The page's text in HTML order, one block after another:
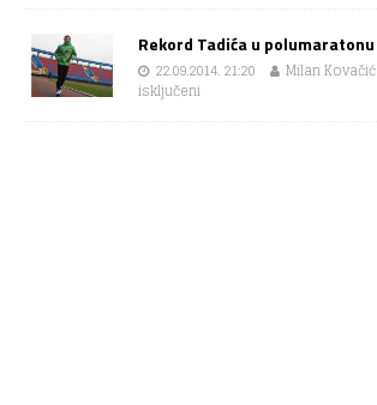
Rekord Tadića u polumaratonu
22.09.2014. 21:20 Milan Kovačić
isključeni